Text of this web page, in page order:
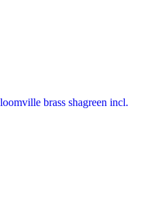
brass shagreen incl.